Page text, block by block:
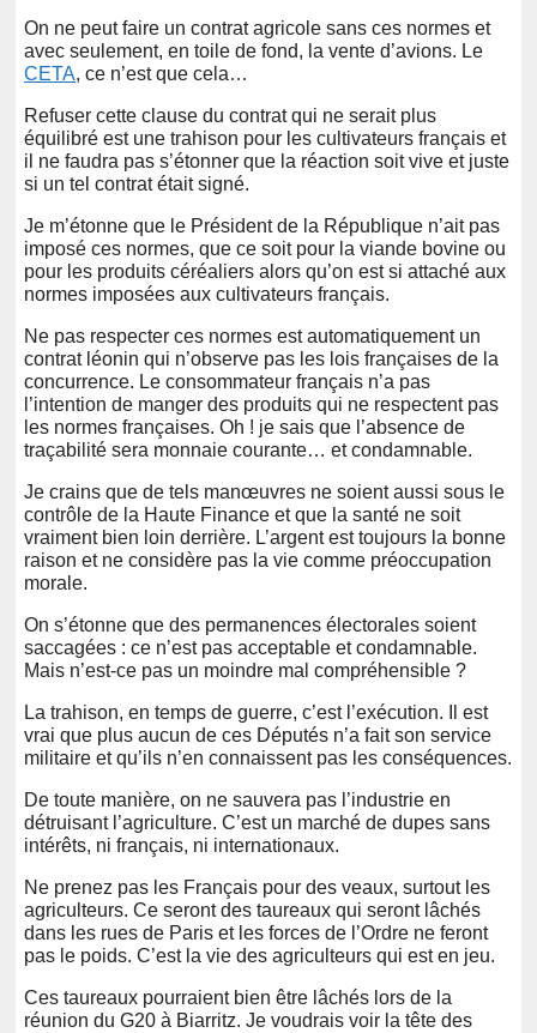
On ne peut faire un contrat agricole sans ces normes et
avec seulement, en toile de fond, la vente d’avions. Le
CETA, ce n’est que cela…
Refuser cette clause du contrat qui ne serait plus
équilibré est une trahison pour les cultivateurs français et
il ne faudra pas s’étonner que la réaction soit vive et juste
si un tel contrat était signé.
Je m’étonne que le Président de la République n’ait pas
imposé ces normes, que ce soit pour la viande bovine ou
pour les produits céréaliers alors qu’on est si attaché aux
normes imposées aux cultivateurs français.
Ne pas respecter ces normes est automatiquement un
contrat léonin qui n’observe pas les lois françaises de la
concurrence. Le consommateur français n’a pas
l’intention de manger des produits qui ne respectent pas
les normes françaises. Oh ! je sais que l’absence de
traçabilité sera monnaie courante… et condamnable.
Je crains que de tels manœuvres ne soient aussi sous le
contrôle de la Haute Finance et que la santé ne soit
vraiment bien loin derrière. L’argent est toujours la bonne
raison et ne considère pas la vie comme préoccupation
morale.
On s’étonne que des permanences électorales soient
saccagées : ce n’est pas acceptable et condamnable.
Mais n’est-ce pas un moindre mal compréhensible ?
La trahison, en temps de guerre, c’est l’exécution. Il est
vrai que plus aucun de ces Députés n’a fait son service
militaire et qu’ils n’en connaissent pas les conséquences.
De toute manière, on ne sauvera pas l’industrie en
détruisant l’agriculture. C’est un marché de dupes sans
intérêts, ni français, ni internationaux.
Ne prenez pas les Français pour des veaux, surtout les
agriculteurs. Ce seront des taureaux qui seront lâchés
dans les rues de Paris et les forces de l’Ordre ne feront
pas le poids. C’est la vie des agriculteurs qui est en jeu.
Ces taureaux pourraient bien être lâchés lors de la
réunion du G20 à Biarritz. Je voudrais voir la tête des